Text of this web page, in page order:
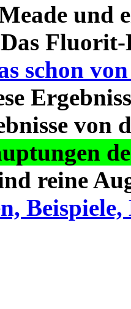
und
schon
von
reine
Beispiele,